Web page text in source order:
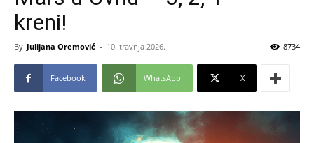
kreni!
By Julijana Oremović - 10. travnja 2026. 8734
Facebook WhatsApp X